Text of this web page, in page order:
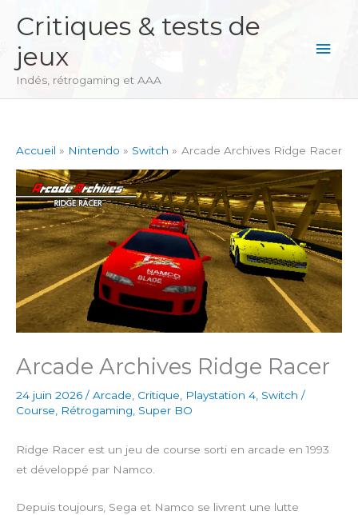
contenu
Critiques & tests de
jeux
Indés, rétrogaming et AAA
Accueil Nintendo Switch Arcade Archives Ridge Racer
Arcade Archives Ridge Racer
24 juin 2026 / Arcade Critique Playstation 4 Switch /
Course
Rétrogaming Super BO
Ridge Racer est un jeu de course sorti en arcade en 1993
et développé par Namco.
Depuis toujours, Sega et Namco se livrent une lutte